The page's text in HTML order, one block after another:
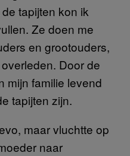
tapijten kon ik
Ze doen me
en grootouders,
Door de
mijn familie levend
tapijten zijn.
maar vluchtte op
naar